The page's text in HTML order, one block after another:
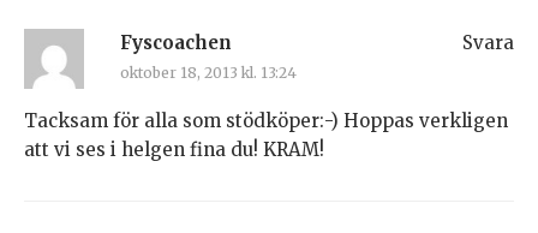
Fyscoachen
oktober 18, 2013 kl. 13:24
Tacksam för alla som stödköper:-) Hoppas verkligen
att vi ses i helgen fina du! KRAM!
Svara